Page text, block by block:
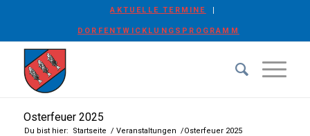
AKTUELLE TERMINE
DORFENTWICKLUNGSPROGRAMM
Osterfeuer 2025
Du bist hier: Startseite / Veranstaltungen /Osterfeuer 2025